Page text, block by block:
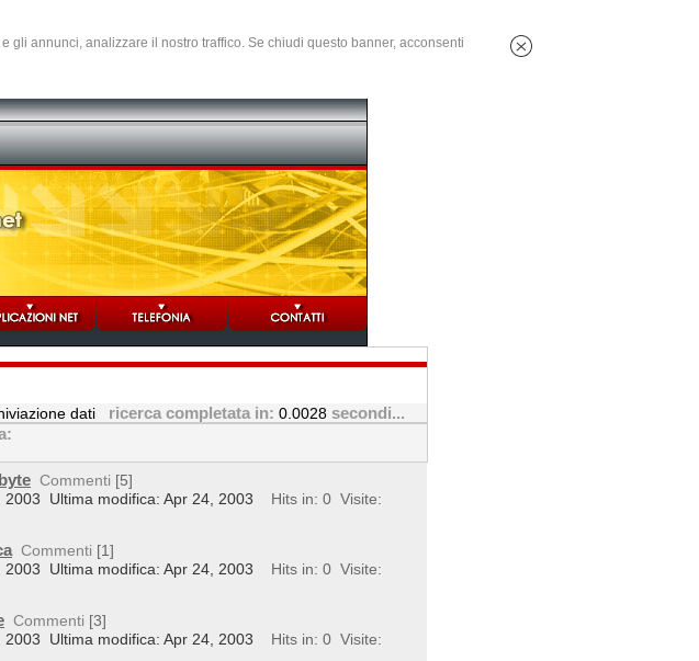
annunci, analizzare il nostro traffico. Se chiudi questo banner, acconsenti
dati ricerca completata in:0.0028 secondi...
Commenti [5]
2003 Ultima modifica: Apr 24, 2003 Hits in: 0 Visite:
Commenti [1]
2003 Ultima modifica: Apr 24, 2003 Hits in: 0 Visite:
Commenti [3]
2003 Ultima modifica: Apr 24, 2003 Hits in: 0 Visite: